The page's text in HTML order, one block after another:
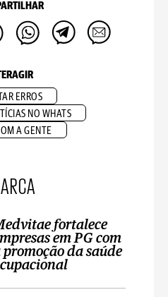
ERROS
NO WHATS
A GENTE
fortalece
em PG com
promoção da saúde